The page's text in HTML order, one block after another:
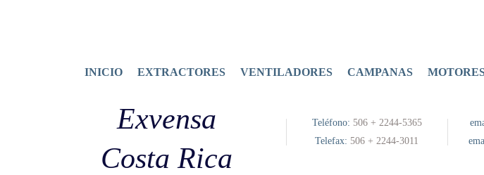
INICIO EXTRACTORES VENTILADORES CAMPANAS
Teléfono: 506 + 2244-5365
Telefax: 506 + 2244-3011
Exvensa
Costa Rica